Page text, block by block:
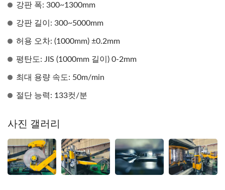
강판 폭: 300~1300mm
강판 길이: 300~5000mm
허용 오차: (1000mm) ±0.2mm
평탄도: JIS (1000mm 길이) 0-2mm
최대 용량 속도: 50m/min
절단 능력: 133컷/분
사진 갤러리